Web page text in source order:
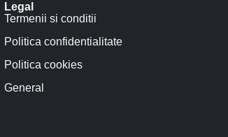
Legal
Termenii si conditii
Politica confidentialitate
Politica cookies
General